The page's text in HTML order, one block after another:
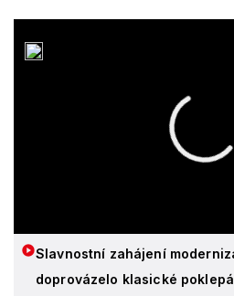
Slavnostní zahájení
doprovázelo klasické